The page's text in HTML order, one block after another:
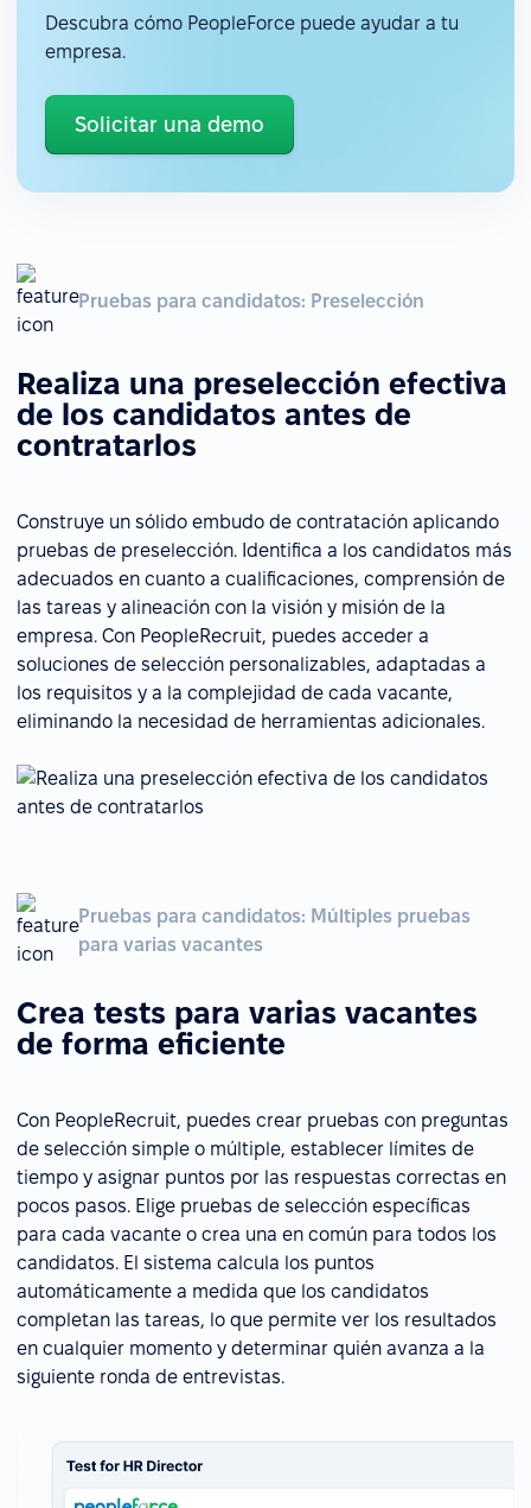
Descubra cómo PeopleForce puede ayudar a tu
empresa.
Solicitar una demo
Pruebas para candidatos: Preselección
Realiza una preselección efectiva
de los candidatos antes de
contratarlos
Construye un sólido embudo de contratación aplicando
pruebas de preselección. Identifica a los candidatos más
adecuados en cuanto a cualificaciones, comprensión de
las tareas y alineación con la visión y misión de la
empresa. Con PeopleRecruit, puedes acceder a
soluciones de selección personalizables, adaptadas a
los requisitos y a la complejidad de cada vacante,
eliminando la necesidad de herramientas adicionales.
Pruebas para candidatos: Múltiples pruebas
para varias vacantes
Crea tests para varias vacantes
de forma eficiente
Con PeopleRecruit, puedes crear pruebas con preguntas
de selección simple o múltiple, establecer límites de
tiempo y asignar puntos por las respuestas correctas en
pocos pasos. Elige pruebas de selección específicas
para cada vacante o crea una en común para todos los
candidatos. El sistema calcula los puntos
automáticamente a medida que los candidatos
completan las tareas, lo que permite ver los resultados
en cualquier momento y determinar quién avanza a la
siguiente ronda de entrevistas.